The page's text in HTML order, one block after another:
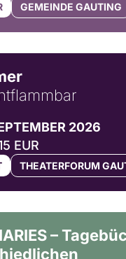
GEMEINDE GAUTING
2026
EUR
THEATERFORUM
–